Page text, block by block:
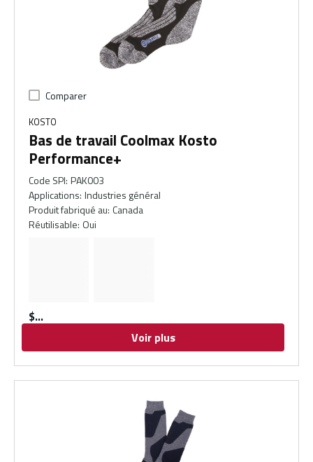
Comparer
KOSTO
Bas de travail Coolmax Kosto
Performance+
Code SPI: PAK003
Applications: Industries général
Produit fabriqué au: Canada
Réutilisable: Oui
$
Voir plus